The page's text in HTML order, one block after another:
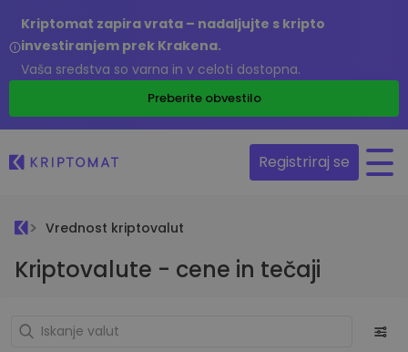
Kriptomat zapira vrata – nadaljujte s kripto
investiranjem prek Krakena.
Vaša sredstva so varna in v celoti dostopna.
Preberite obvestilo
Registriraj se
Vrednost kriptovalut
Kriptovalute - cene in tečaji